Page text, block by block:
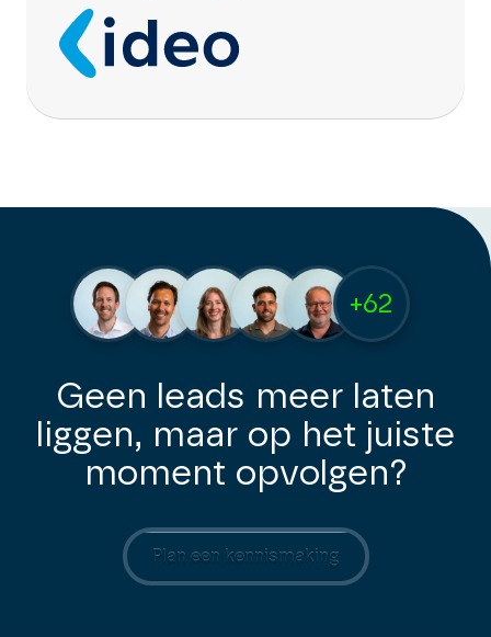
+62
Geen leads meer laten
liggen, maar op het juiste
moment opvolgen?
Plan een kennismaking